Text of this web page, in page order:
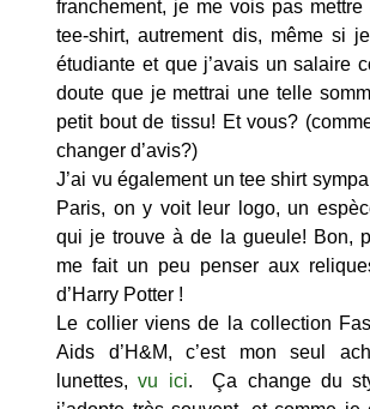
franchement, je me vois pas
tee-shirt, autrement dis, même si
étudiante et que j’avais un salaire
doute que je mettrai une telle
petit bout de tissu! Et vous?
changer d’avis?)
J’ai vu également un tee shirt
Paris, on y voit leur logo, un
qui je trouve à de la gueule! Bon,
me fait un peu penser aux
d’Harry Potter !
Le collier viens de la collection
Aids d’H&M, c’est mon seul
lunettes,vu ici. Ça change du